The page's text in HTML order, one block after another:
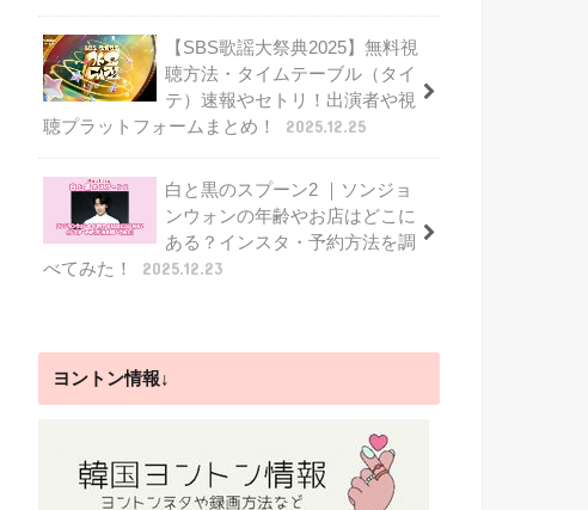
【SBS歌謡大祭典2025】無料視
聴方法・タイムテーブル（タイ
テ）速報やセトリ！出演者や視
聴プラットフォームまとめ！
2025.12.25
白と黒のスプーン2 ｜ソンジョ
ンウォンの年齢やお店はどこに
ある？インスタ・予約方法を調
べてみた！
2025.12.23
ヨントン情報↓